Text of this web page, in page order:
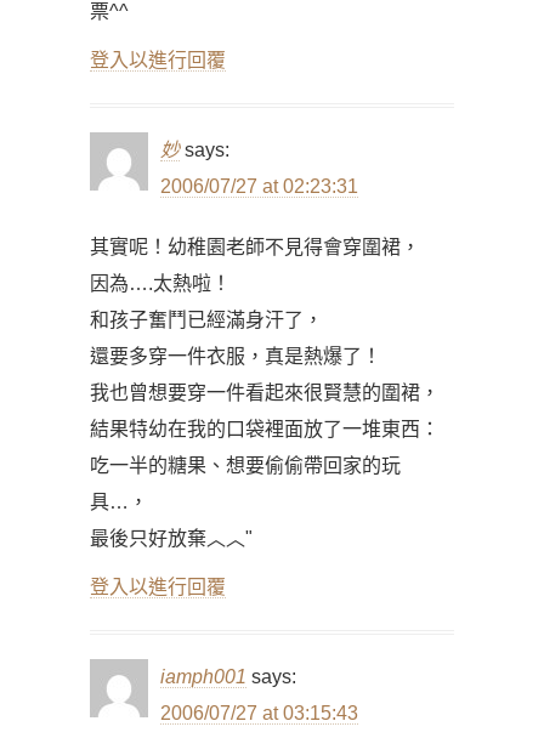
票^^
登入以進行回覆
妙 says:
2006/07/27 at 02:23:31
其實呢！幼稚園老師不見得會穿圍裙，
因為….太熱啦！
和孩子奮鬥已經滿身汗了，
還要多穿一件衣服，真是熱爆了！
我也曾想要穿一件看起來很賢慧的圍裙，
結果特幼在我的口袋裡面放了一堆東西：
吃一半的糖果、想要偷偷帶回家的玩
具…，
最後只好放棄︿︿"
登入以進行回覆
iamph001 says:
2006/07/27 at 03:15:43